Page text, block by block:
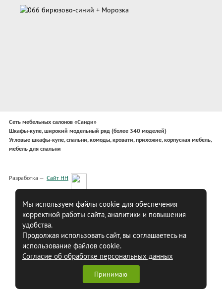
Сеть мебельных салонов «Санди»
Шкафы-купе, широкий модельный ряд (более 340 моделей)
Угловые шкафы-купе, спальни, комоды, кровати, прихожие, корпусная мебель,
мебель для спальни
Разработка — Сайт НН
Мы используем файлы cookie для обеспечения
корректной работы сайта, аналитики и повышения
удобства.
Продолжая использовать сайт, вы соглашаетесь на
использование файлов cookie.
Согласие об обработке персональных данных
Принимаю